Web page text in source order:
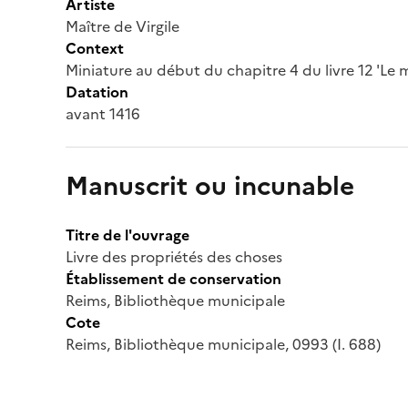
Maître de Virgile
Context
Miniature au début du chapitre 4 du livre 12 'Le
Datation
avant 1416
Manuscrit ou incunable
Titre de l'ouvrage
Livre des propriétés des choses
Établissement de conservation
Reims, Bibliothèque municipale
Cote
Reims, Bibliothèque municipale, 0993 (I. 688)